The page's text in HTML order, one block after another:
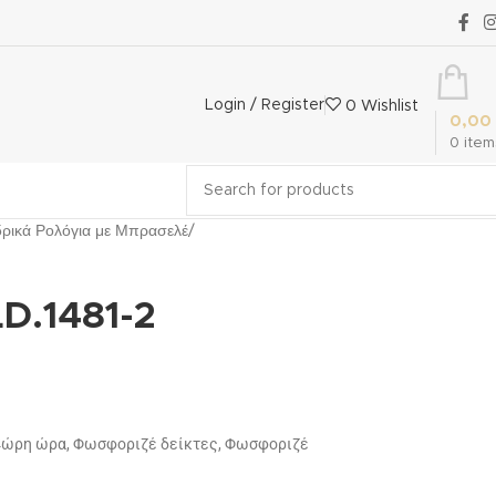
Login / Register 0 Wishlist
0
0,00
Ρολόγια με Μπρασελέ
2
ώρα, Φωσφοριζέ δείκτες, Φωσφοριζέ